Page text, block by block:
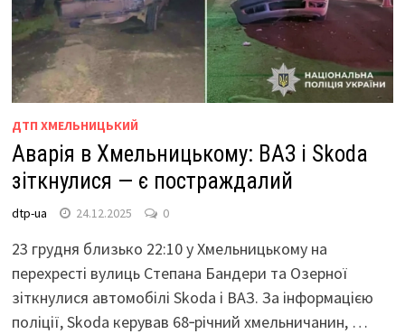
ДТП ХМЕЛЬНИЦЬКИЙ
Аварія в Хмельницькому: ВАЗ і Skoda
зіткнулися — є постраждалий
dtp-ua 24.12.2025 0
23 грудня близько 22:10 у Хмельницькому на
перехресті вулиць Степана Бандери та Озерної
зіткнулися автомобілі Skoda і ВАЗ. За інформацією
поліції, Skoda керував 68‑річний хмельничанин, …